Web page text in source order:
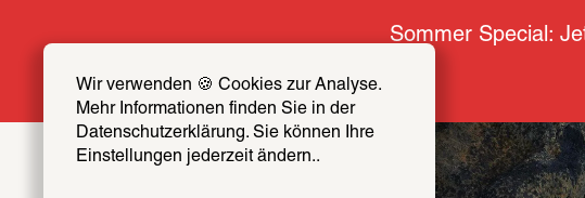
Wir verwenden 🍪 Cookies zur Analyse.
Mehr Informationen finden Sie in der
Datenschutzerklärung. Sie können Ihre
Einstellungen jederzeit ändern..
Sommer Special: